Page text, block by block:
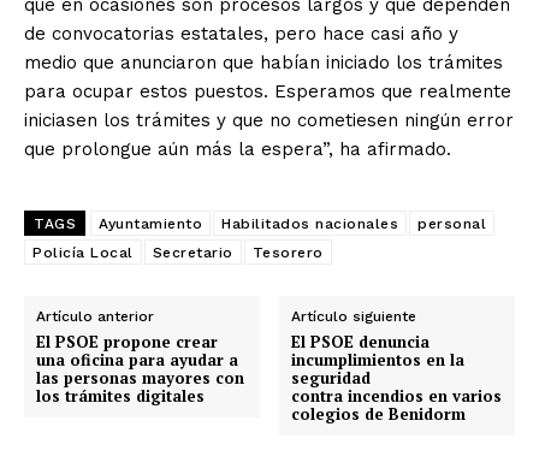
que en ocasiones son procesos largos y que dependen
de convocatorias estatales, pero hace casi año y
medio que anunciaron que habían iniciado los trámites
para ocupar estos puestos. Esperamos que realmente
iniciasen los trámites y que no cometiesen ningún error
que prolongue aún más la espera”, ha afirmado.
TAGS Ayuntamiento Habilitados nacionales
personal
Policía Local
Secretario Tesorero
Artículo anterior
El PSOE propone crear
una oficina para ayudar a
las personas mayores con
los trámites digitales
Artículo siguiente
El PSOE denuncia
incumplimientos en la
seguridad
contra incendios en varios
colegios de Benidorm